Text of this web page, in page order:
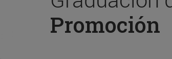
Promoción